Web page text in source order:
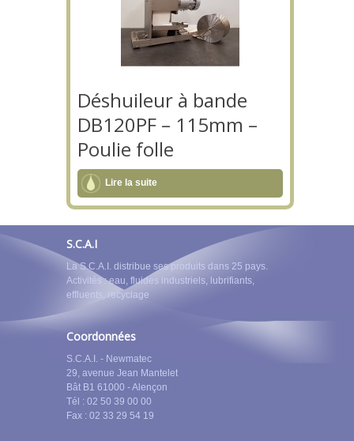
Déshuileur à bande
DB120PF – 115mm –
Poulie folle
Lire la suite
S.C.A.I
La S.C.A.I. distribue ses produits dans 25 pays.
Activités : eau, fluides industriels, lubrifiants,
effluents, recyclage
Coordonnées
S.C.A.I. - Newmatec
29, avenue Jean Mantelet
Bât B1 61000 - Alençon
Tél : 02 50 39 00 00
Fax : 02 33 29 54 19